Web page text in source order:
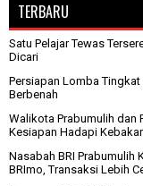
TERBARU
Satu Pelajar Tewas
Dicari
Persiapan Lomba
Berbenah
Walikota Prabumulih dan
Kesiapan Hadapi
Nasabah BRI Prabumulih
BRImo, Transaksi Lebih